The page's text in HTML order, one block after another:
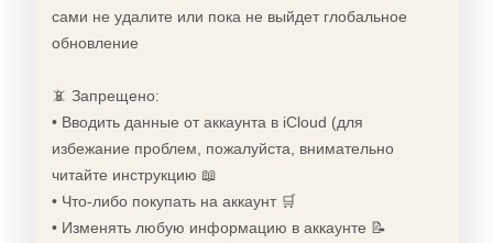
сами не удалите или пока не выйдет глобальное
обновление
📵 Запрещено:
• Вводить данные от аккаунта в iCloud (для
избежание проблем, пожалуйста, внимательно
читайте инструкцию 📖
• Что-либо покупать на аккаунт 🛒
• Изменять любую информацию в аккаунте 📝